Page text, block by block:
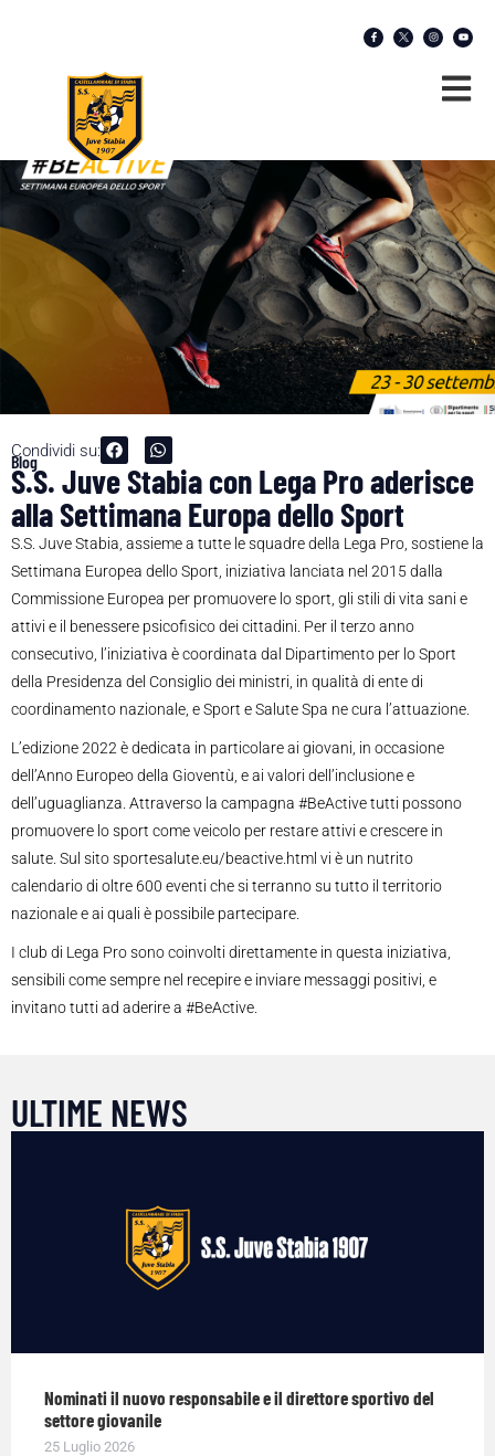
Condividi su:
Blog
S.S. Juve Stabia con Lega Pro aderisce
alla Settimana Europa dello Sport
S.S. Juve Stabia, assieme a tutte le squadre della Lega Pro, sostiene la
Settimana Europea dello Sport, iniziativa lanciata nel 2015 dalla
Commissione Europea per promuovere lo sport, gli stili di vita sani e
attivi e il benessere psicofisico dei cittadini. Per il terzo anno
consecutivo, l’iniziativa è coordinata dal Dipartimento per lo Sport
della Presidenza del Consiglio dei ministri, in qualità di ente di
coordinamento nazionale, e Sport e Salute Spa ne cura l’attuazione.
L’edizione 2022 è dedicata in particolare ai giovani, in occasione
dell’Anno Europeo della Gioventù, e ai valori dell’inclusione e
dell’uguaglianza. Attraverso la campagna #BeActive tutti possono
promuovere lo sport come veicolo per restare attivi e crescere in
salute. Sul sito sportesalute.eu/beactive.html vi è un nutrito
calendario di oltre 600 eventi che si terranno su tutto il territorio
nazionale e ai quali è possibile partecipare.
I club di Lega Pro sono coinvolti direttamente in questa iniziativa,
sensibili come sempre nel recepire e inviare messaggi positivi, e
invitano tutti ad aderire a #BeActive.
ULTIME NEWS
Nominati il nuovo responsabile e il direttore sportivo del
settore giovanile
25 Luglio 2026